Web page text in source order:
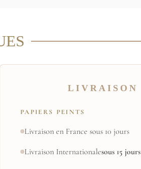
LIVRAISON
PAPIERS PEINTS
Livraison en France sous 10 jours
Livraison Internationalesous 15 jours